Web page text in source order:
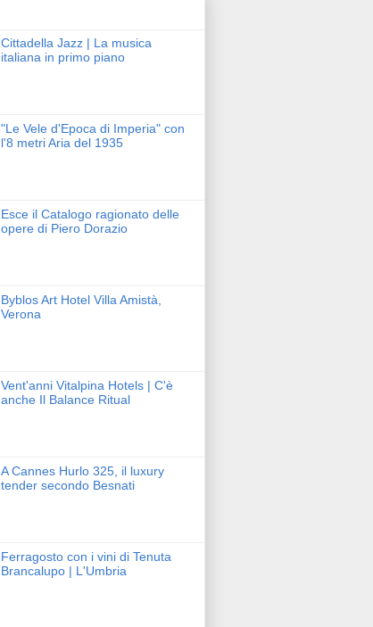
Cittadella Jazz | La musica
italiana in primo piano
"Le Vele d'Epoca di Imperia" con
l'8 metri Aria del 1935
Esce il Catalogo ragionato delle
opere di Piero Dorazio
Byblos Art Hotel Villa Amistà,
Verona
Vent'anni Vitalpina Hotels | C'è
anche Il Balance Ritual
A Cannes Hurlo 325, il luxury
tender secondo Besnati
Ferragosto con i vini di Tenuta
Brancalupo | L'Umbria